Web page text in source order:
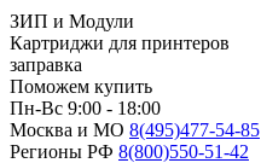
ЗИП и Модули
Картриджи для принтеров
заправка
Поможем купить
Пн-Вс 9:00 - 18:00
Москва и МО 8(495)477-54-85
Регионы РФ 8(800)550-51-42